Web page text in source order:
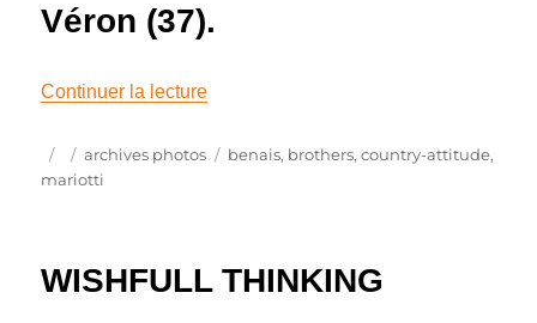
Véron (37).
Continuer la lecturede « Les Mariotti Brothers en concert
Publié
le
Catégories
archives photos Étiquettes
benais, brothers,country-attitude,
mariotti
WISHFULL THINKING